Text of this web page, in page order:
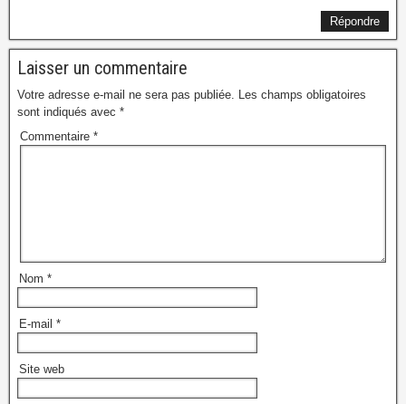
Répondre
Laisser un commentaire
Votre adresse e-mail ne sera pas publiée. Les champs obligatoires
sont indiqués avec *
Commentaire *
Nom *
E-mail *
Site web